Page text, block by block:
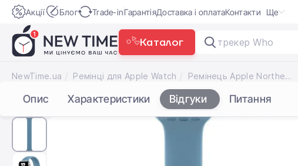
Акції Блог Trade-inГарантіяДоставка і оплатаКонтакти Ще
Каталог трекер Whoop
NewTime.ua Ремінці для Apple Watch Ремінець Apple Northern Blue Solo Loop - Size 8 для Apple Watch 44/45/46/49mm (MYXH2)
Опис Характеристики Відгуки Питання